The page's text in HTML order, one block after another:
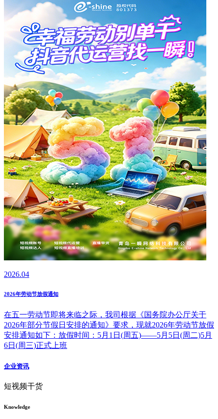
2026.04
2026年劳动节放假通知
在五一劳动节即将来临之际，我司根据《国务院办公厅关于
2026年部分节假日安排的通知》要求，现就2026年劳动节放假
安排通知如下：放假时间：5月1日(周五)——5月5日(周二)5月
6日(周三)正式上班
企业资讯
短视频干货
Knowledge